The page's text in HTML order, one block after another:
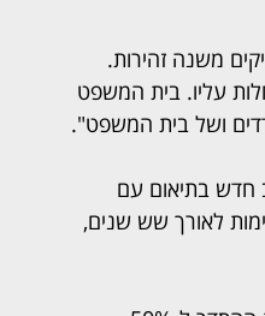
משנה זהירות.
עליו. בית המשפט
ושל בית המשפט".
כדי לגבש הסדר חוב חדש בתיאום עם
לאורך שש שנים,